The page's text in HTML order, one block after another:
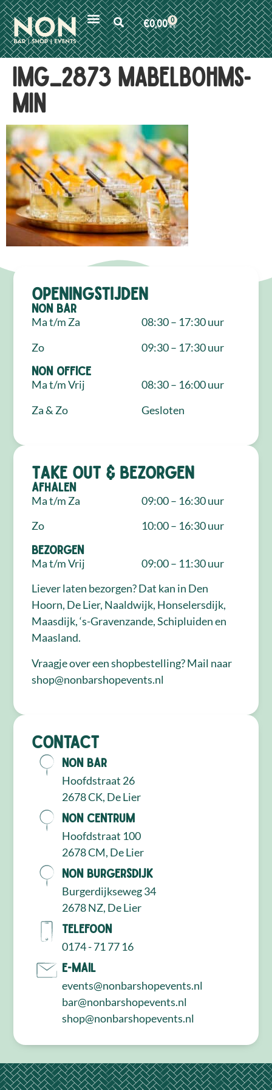
€0,00 0
IMG_2873 MabelBohms-
min
Openingstijden
NON Bar
Ma t/m Za
Zo
08:30 – 17:30 uur
09:30 – 17:30 uur
NON Office
Ma t/m Vrij
Za & Zo
08:30 – 16:00 uur
Gesloten
Take out & bezorgen
Afhalen
Ma t/m Za
Zo
09:00 – 16:30 uur
10:00 – 16:30 uur
Bezorgen
Ma t/m Vrij
09:00 – 11:30 uur
Liever laten bezorgen? Dat kan in Den
Hoorn, De Lier, Naaldwijk, Honselersdijk,
Maasdijk, ‘s-Gravenzande, Schipluiden en
Maasland.
Vraagje over een shopbestelling? Mail naar
shop@nonbarshopevents.nl
Contact
NON Bar
Hoofdstraat 26
2678 CK, De Lier
NON Centrum
Hoofdstraat 100
2678 CM, De Lier
NON Burgersdijk
Burgerdijkseweg 34
2678 NZ, De Lier
Telefoon
0174 - 71 77 16
E-mail
events@nonbarshopevents.nl
bar@nonbarshopevents.nl
shop@nonbarshopevents.nl